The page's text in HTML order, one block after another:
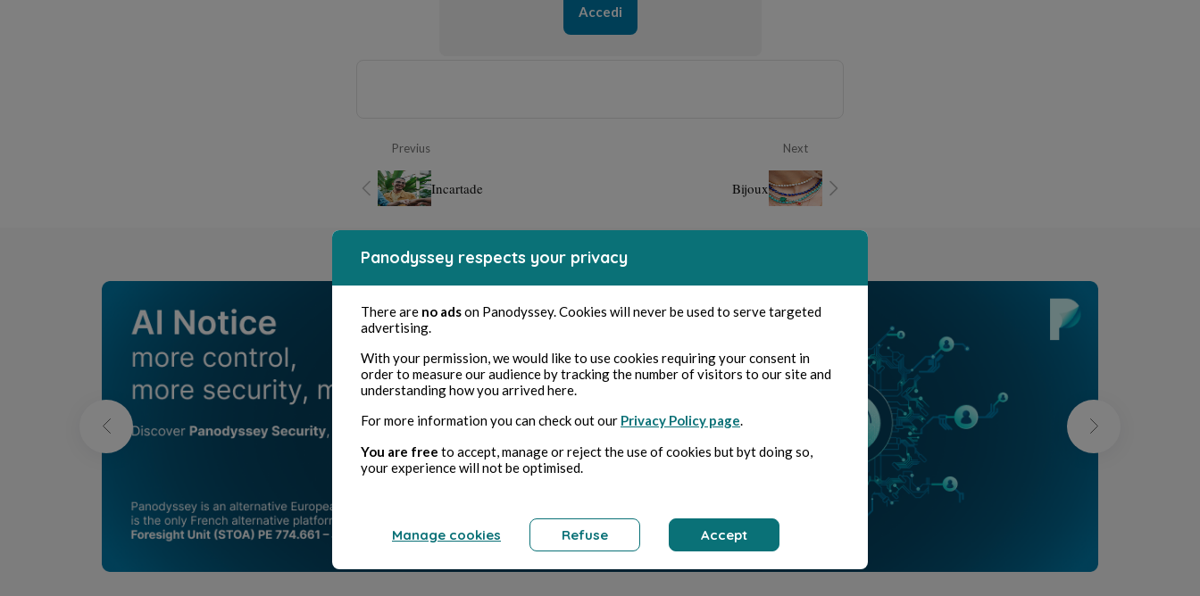
Accedi
Previus
Incartade
Next
Bijoux
Panodyssey respects your privacy
There are no adson Panodyssey. Cookies will never be used to serve targeted
advertising.
With your permission, we would like to use cookies requiring your consent in
order to measure our audience by tracking the number of visitors to our site and
understanding how you arrived here.
For more information you can check out our Privacy Policy page.
You are free to accept, manage or reject the use of cookies but byt doing so,
your experience will not be optimised.
Manage cookies Refuse Accept